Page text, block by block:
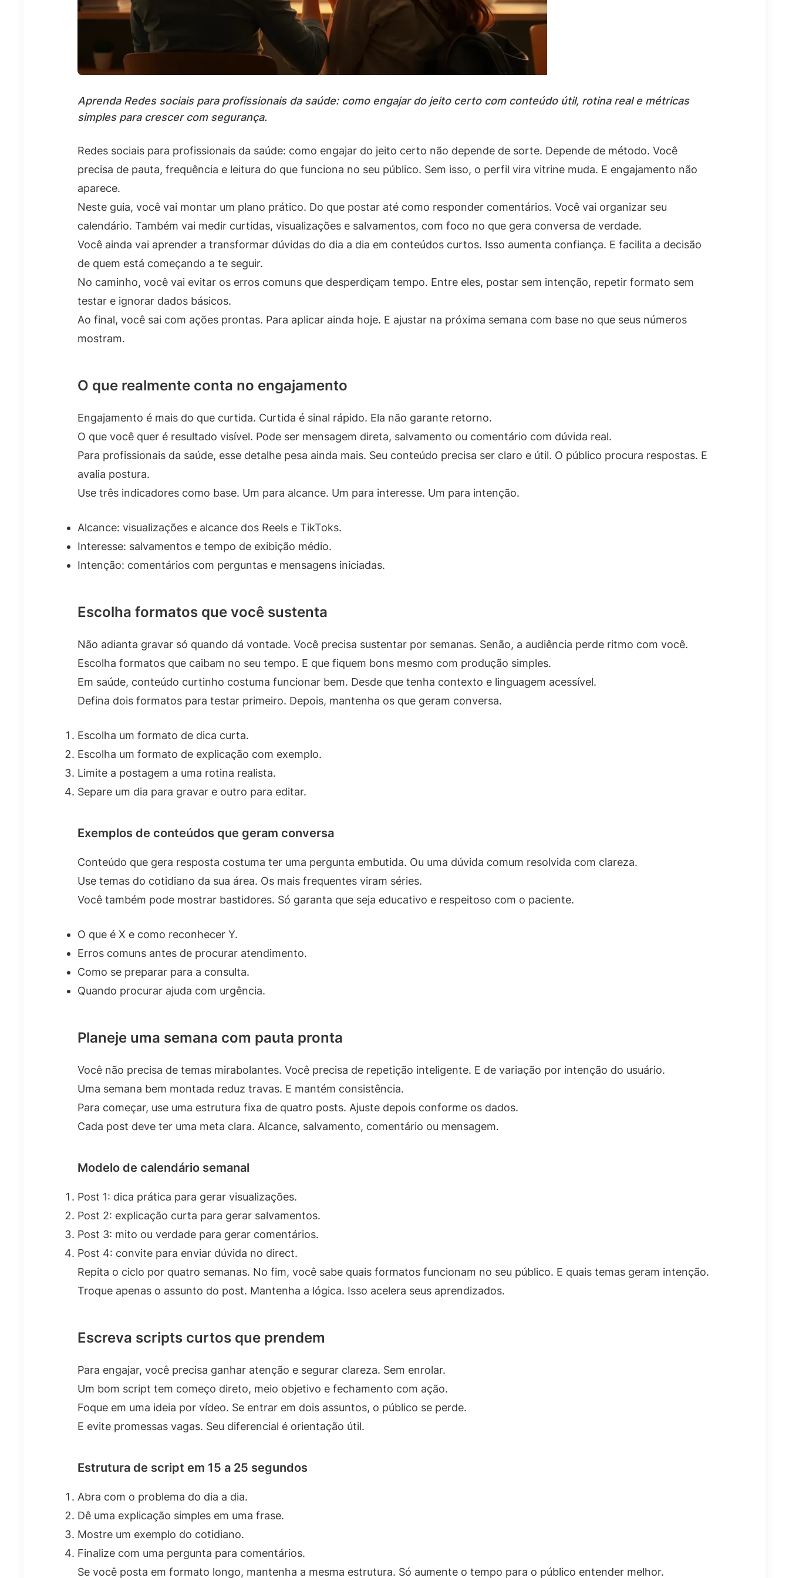
Aprenda Redes sociais para profissionais da saúde: como engajar do jeito certo com conteúdo útil, rotina real e métricas
simples para crescer com segurança.
Redes sociais para profissionais da saúde: como engajar do jeito certo não depende de sorte. Depende de método. Você
precisa de pauta, frequência e leitura do que funciona no seu público. Sem isso, o perfil vira vitrine muda. E engajamento não
aparece.
Neste guia, você vai montar um plano prático. Do que postar até como responder comentários. Você vai organizar seu
calendário. Também vai medir curtidas, visualizações e salvamentos, com foco no que gera conversa de verdade.
Você ainda vai aprender a transformar dúvidas do dia a dia em conteúdos curtos. Isso aumenta confiança. E facilita a decisão
de quem está começando a te seguir.
No caminho, você vai evitar os erros comuns que desperdiçam tempo. Entre eles, postar sem intenção, repetir formato sem
testar e ignorar dados básicos.
Ao final, você sai com ações prontas. Para aplicar ainda hoje. E ajustar na próxima semana com base no que seus números
mostram.
O que realmente conta no engajamento
Engajamento é mais do que curtida. Curtida é sinal rápido. Ela não garante retorno.
O que você quer é resultado visível. Pode ser mensagem direta, salvamento ou comentário com dúvida real.
Para profissionais da saúde, esse detalhe pesa ainda mais. Seu conteúdo precisa ser claro e útil. O público procura respostas. E
avalia postura.
Use três indicadores como base. Um para alcance. Um para interesse. Um para intenção.
Alcance: visualizações e alcance dos Reels e TikToks.
Interesse: salvamentos e tempo de exibição médio.
Intenção: comentários com perguntas e mensagens iniciadas.
Escolha formatos que você sustenta
Não adianta gravar só quando dá vontade. Você precisa sustentar por semanas. Senão, a audiência perde ritmo com você.
Escolha formatos que caibam no seu tempo. E que fiquem bons mesmo com produção simples.
Em saúde, conteúdo curtinho costuma funcionar bem. Desde que tenha contexto e linguagem acessível.
Defina dois formatos para testar primeiro. Depois, mantenha os que geram conversa.
Escolha um formato de dica curta.
Escolha um formato de explicação com exemplo.
Limite a postagem a uma rotina realista.
Separe um dia para gravar e outro para editar.
Exemplos de conteúdos que geram conversa
Conteúdo que gera resposta costuma ter uma pergunta embutida. Ou uma dúvida comum resolvida com clareza.
Use temas do cotidiano da sua área. Os mais frequentes viram séries.
Você também pode mostrar bastidores. Só garanta que seja educativo e respeitoso com o paciente.
O que é X e como reconhecer Y.
Erros comuns antes de procurar atendimento.
Como se preparar para a consulta.
Quando procurar ajuda com urgência.
Planeje uma semana com pauta pronta
Você não precisa de temas mirabolantes. Você precisa de repetição inteligente. E de variação por intenção do usuário.
Uma semana bem montada reduz travas. E mantém consistência.
Para começar, use uma estrutura fixa de quatro posts. Ajuste depois conforme os dados.
Cada post deve ter uma meta clara. Alcance, salvamento, comentário ou mensagem.
Modelo de calendário semanal
Post 1: dica prática para gerar visualizações.
Post 2: explicação curta para gerar salvamentos.
Post 3: mito ou verdade para gerar comentários.
Post 4: convite para enviar dúvida no direct.
Repita o ciclo por quatro semanas. No fim, você sabe quais formatos funcionam no seu público. E quais temas geram intenção.
Troque apenas o assunto do post. Mantenha a lógica. Isso acelera seus aprendizados.
Escreva scripts curtos que prendem
Para engajar, você precisa ganhar atenção e segurar clareza. Sem enrolar.
Um bom script tem começo direto, meio objetivo e fechamento com ação.
Foque em uma ideia por vídeo. Se entrar em dois assuntos, o público se perde.
E evite promessas vagas. Seu diferencial é orientação útil.
Estrutura de script em 15 a 25 segundos
Abra com o problema do dia a dia.
Dê uma explicação simples em uma frase.
Mostre um exemplo do cotidiano.
Finalize com uma pergunta para comentários.
Se você posta em formato longo, mantenha a mesma estrutura. Só aumente o tempo para o público entender melhor.